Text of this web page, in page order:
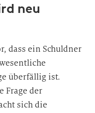
neu
dass ein Schuldner
überfällig ist.
Frage der
sich die